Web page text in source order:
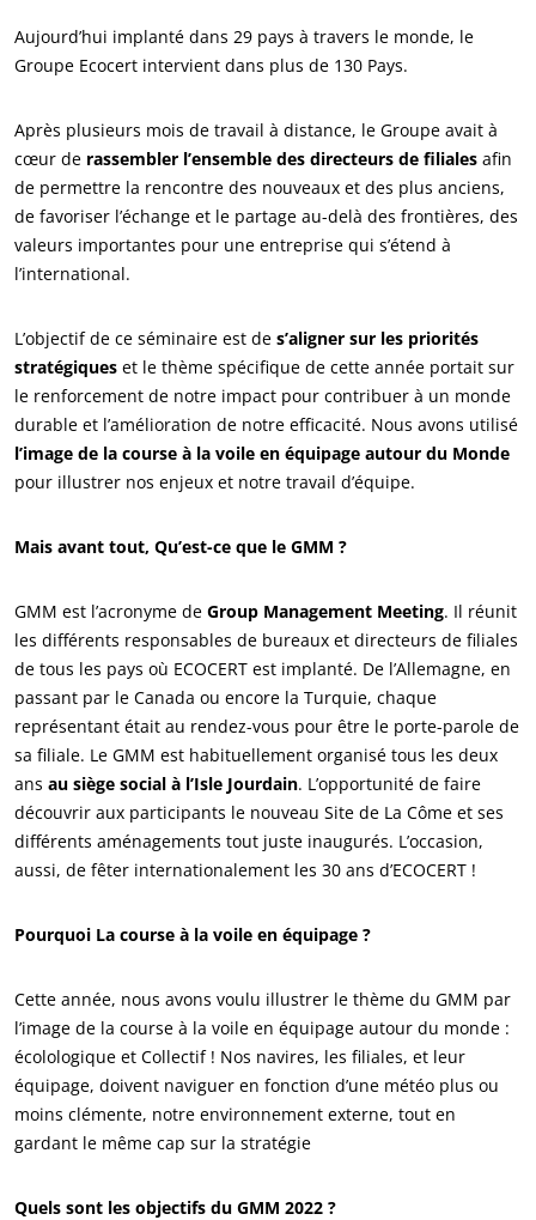
ECOCERT
Qui sommes nous ?
Carrières
Aujourd’hui implanté dans 29 pays à travers le monde, le
Groupe Ecocert intervient dans plus de 130 Pays.
Après plusieurs mois de travail à distance, le Groupe avait à
cœur de rassembler l’ensemble des directeurs de filiales afin
de permettre la rencontre des nouveaux et des plus anciens,
de favoriser l’échange et le partage au-delà des frontières, des
valeurs importantes pour une entreprise qui s’étend à
l’international.
L’objectif de ce séminaire est de s’aligner sur les priorités
stratégiques et le thème spécifique de cette année portait sur
le renforcement de notre impact pour contribuer à un monde
durable et l’amélioration de notre efficacité. Nous avons utilisé
l’image de la course à la voile en équipage autour du Monde
pour illustrer nos enjeux et notre travail d’équipe.
Mais avant tout, Qu’est-ce que le GMM ?
GMM est l’acronyme de Group Management Meeting. Il réunit
les différents responsables de bureaux et directeurs de filiales
de tous les pays où ECOCERT est implanté. De l’Allemagne, en
passant par le Canada ou encore la Turquie, chaque
représentant était au rendez-vous pour être le porte-parole de
sa filiale. Le GMM est habituellement organisé tous les deux
ans au siège social à l’Isle Jourdain. L’opportunité de faire
découvrir aux participants le nouveau Site de La Côme et ses
différents aménagements tout juste inaugurés. L’occasion,
aussi, de fêter internationalement les 30 ans d’ECOCERT !
Pourquoi La course à la voile en équipage ?
Cette année, nous avons voulu illustrer le thème du GMM par
l’image de la course à la voile en équipage autour du monde :
écolologique et Collectif ! Nos navires, les filiales, et leur
équipage, doivent naviguer en fonction d’une météo plus ou
moins clémente, notre environnement externe, tout en
gardant le même cap sur la stratégie
Quels sont les objectifs du GMM 2022 ?